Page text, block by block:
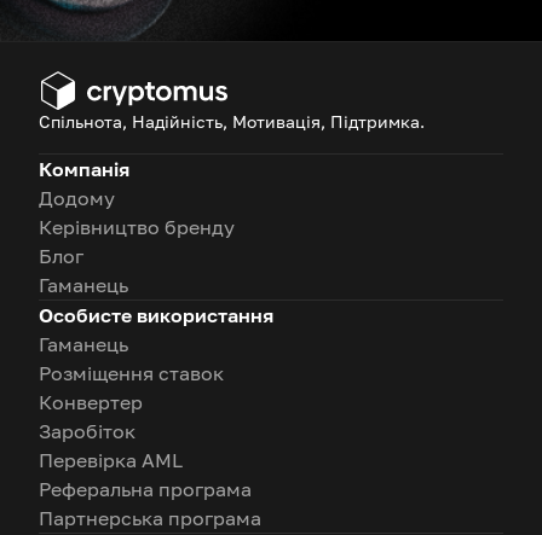
Спільнота, Надійність, Мотивація, Підтримка.
Компанія
Додому
Керівництво бренду
Блог
Гаманець
Особисте використання
Гаманець
Розміщення ставок
Конвертер
Заробіток
Перевірка AML
Реферальна програма
Партнерська програма